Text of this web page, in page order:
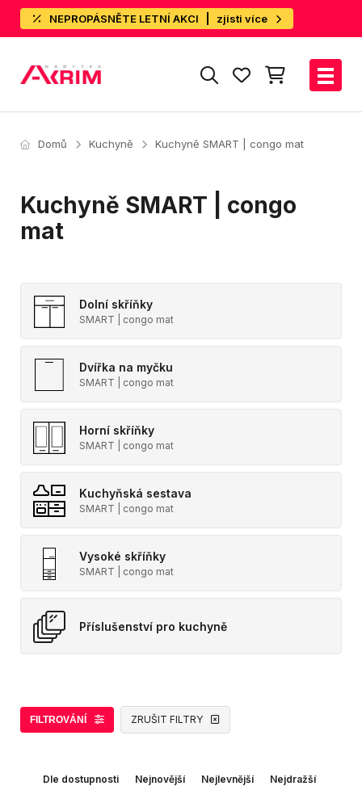
NEPROPÁSNĚTE LETNÍ AKCI zjisti více
Domů Kuchyně Kuchyně SMART | congo mat
Kuchyně SMART | congo
mat
Dolní skříňky
SMART | congo mat
Dvířka na myčku
SMART | congo mat
Horní skříňky
SMART | congo mat
Kuchyňská sestava
SMART | congo mat
Vysoké skříňky
SMART | congo mat
Příslušenství pro kuchyně
FILTROVÁNÍ ZRUŠIT FILTRY
Dle dostupnosti Nejnovější Nejlevnější Nejdražší